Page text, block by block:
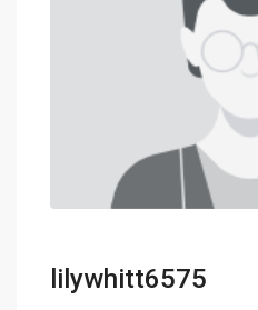
lilywhitt6575